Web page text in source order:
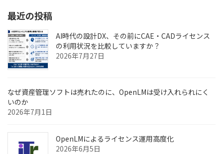
ー
ジ
送
り
最近の投稿
AI時代の設計DX、その前にCAE・CADライセンス
の利用状況を比較していますか？
2026年7月27日
なぜ資産管理ソフトは売れたのに、OpenLMは受け入れられにく
いのか
2026年7月1日
OpenLMによるライセンス運用高度化
2026年6月5日